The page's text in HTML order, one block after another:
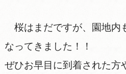
桜はまだですが、園地内
なってきました！！
ぜひお早目に到着された方